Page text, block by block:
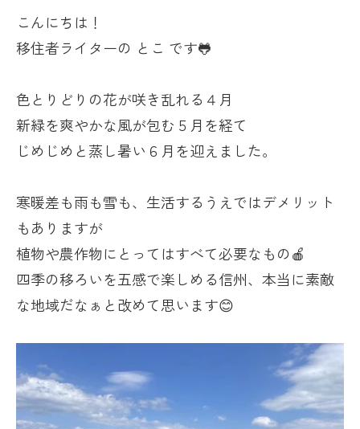
こんにちは！
移住者ライターの とこ です🐸
色とりどりの花が咲き乱れる４月
新緑を爽やかな風が包む５月を経て
じめじめと蒸し暑い６月を迎えました。
寒暖差も雨も雪も、生活するうえではデメリット
もありますが
植物や農作物にとってはすべて必要なもの🍎
四季の移ろいを五感で楽しめる信州、本当に素敵
な地域だなぁと改めて思います😊